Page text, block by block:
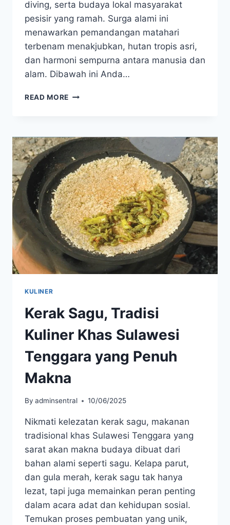
diving, serta budaya lokal masyarakat
pesisir yang ramah. Surga alami ini
menawarkan pemandangan matahari
terbenam menakjubkan, hutan tropis asri,
dan harmoni sempurna antara manusia dan
alam. Dibawah ini Anda…
READ MORE PULAU
SULAWESI
TENGGARA
KULINER
Kerak Sagu, Tradisi
Kuliner Khas Sulawesi
Tenggara yang Penuh
Makna
By adminsentral 10/06/2025
Nikmati kelezatan kerak sagu, makanan
tradisional khas Sulawesi Tenggara yang
sarat akan makna budaya dibuat dari
bahan alami seperti sagu. Kelapa parut,
dan gula merah, kerak sagu tak hanya
lezat, tapi juga memainkan peran penting
dalam acara adat dan kehidupan sosial.
Temukan proses pembuatan yang unik,